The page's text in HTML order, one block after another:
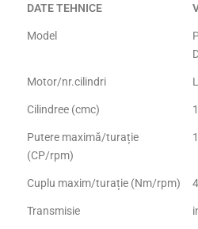
DATE TEHNICE
Model
Motor/nr.cilindri
Cilindree (cmc)
Putere maximă/turație
(CP/rpm)
Cuplu maxim/turație (Nm/rpm)
Transmisie